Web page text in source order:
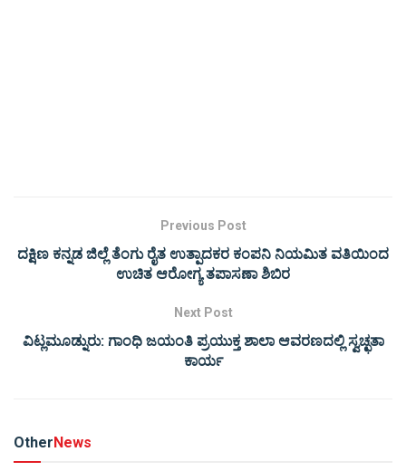
Previous Post
ದಕ್ಷಿಣ ಕನ್ನಡ ಜಿಲ್ಲೆ ತೆಂಗು ರೈತ ಉತ್ಪಾದಕರ ಕಂಪನಿ ನಿಯಮಿತ ವತಿಯಿಂದ
ಉಚಿತ ಆರೋಗ್ಯ ತಪಾಸಣಾ ಶಿಬಿರ
Next Post
ವಿಟ್ಲಮೂಡ್ನುರು: ಗಾಂಧಿ ಜಯಂತಿ ಪ್ರಯುಕ್ತ ಶಾಲಾ ಆವರಣದಲ್ಲಿ ಸ್ವಚ್ಛತಾ
ಕಾರ್ಯ
Other News